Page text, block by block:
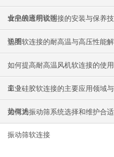
业中的应用说明
食品级透明软连接的安装与保养
说明
垫圈软连接的耐高温与高压性能
如何提高耐高温风机软连接的使
命？
工业硅胶软连接的主要应用领域
势概述
如何为振动筛系统选择和维护合
振动筛软连接